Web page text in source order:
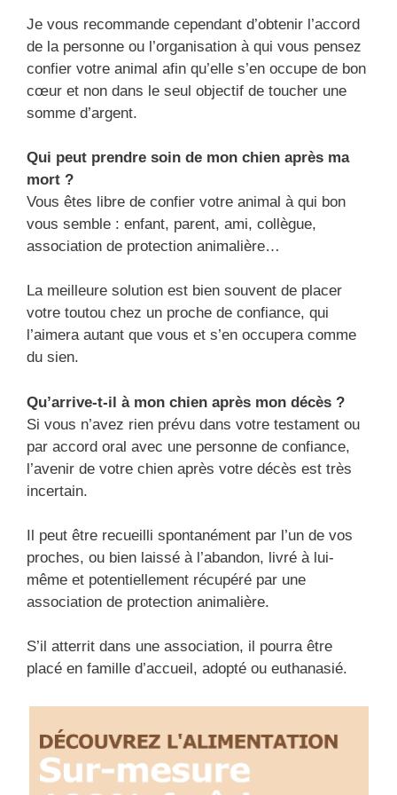
Je vous recommande cependant d’obtenir l’accord
de la personne ou l’organisation à qui vous pensez
confier votre animal afin qu’elle s’en occupe de bon
cœur et non dans le seul objectif de toucher une
somme d’argent.
Qui peut prendre soin de mon chien après ma
mort ?
Vous êtes libre de confier votre animal à qui bon
vous semble : enfant, parent, ami, collègue,
association de protection animalière…
La meilleure solution est bien souvent de placer
votre toutou chez un proche de confiance, qui
l’aimera autant que vous et s’en occupera comme
du sien.
Qu’arrive-t-il à mon chien après mon décès ?
Si vous n’avez rien prévu dans votre testament ou
par accord oral avec une personne de confiance,
l’avenir de votre chien après votre décès est très
incertain.
Il peut être recueilli spontanément par l’un de vos
proches, ou bien laissé à l’abandon, livré à lui-
même et potentiellement récupéré par une
association de protection animalière.
S’il atterrit dans une association, il pourra être
placé en famille d’accueil, adopté ou euthanasié.